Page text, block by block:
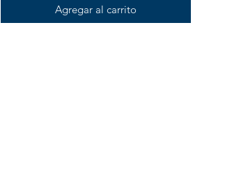
Agregar al carrito